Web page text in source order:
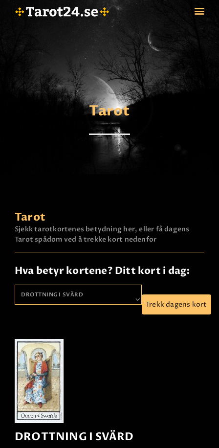
ASTROLOGI
STJÄRNTECKEN
TAROT
SPÅDAM-SIERSKA
JOBBA SOM SPÅDAM
Tarot
Tarot
Sjekk tarotkortenes betydning her, eller få dagens
Tarot spådom ved å trekke kort nedenfor
Hva betyr kortene? Ditt kort i dag:
Trekk dagens kort
DROTTNING I SVÄRD